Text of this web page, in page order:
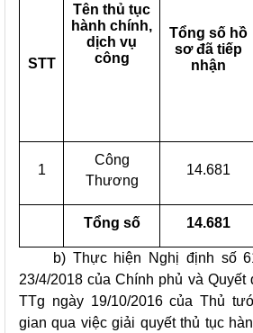
STT
Tên thủ tục
hành chính,
dịch vụ
công
Tổng số hồ
sơ đã tiếp
nhận
1
Công
Thương
14.681
Tổng số 14.681
b) Thực hiện Nghị định số
23/4/2018 của Chính phủ và Quyết
TTg ngày 19/10/2016 của Thủ
gian qua việc giải quyết thủ tục